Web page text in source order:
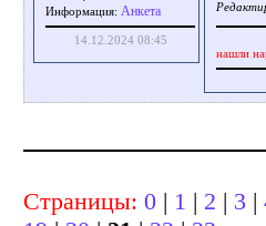
Информация: Aнкета
14.12.2024 08:45
нашли
Страницы: 0 | 1 | 2 | 3 |